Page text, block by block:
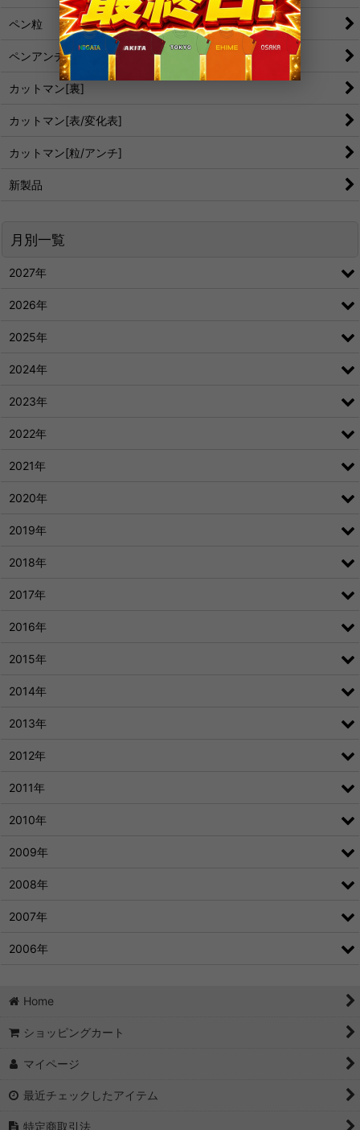
ペン粒
ペンアンチ
カットマン[裏]
カットマン[表/変化表]
カットマン[粒/アンチ]
新製品
月別一覧
2027年
2026年
2025年
2024年
2023年
2022年
2021年
2020年
2019年
2018年
2017年
2016年
2015年
2014年
2013年
2012年
2011年
2010年
2009年
2008年
2007年
2006年
Home
ショッピングカート
マイページ
最近チェックしたアイテム
特定商取引法